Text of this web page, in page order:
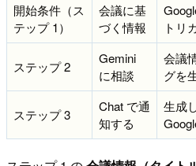
開始条件（ス
テップ 1）
会議に基
づく情報
トリ
ステップ 2
Gemini
に相談
会議
グを
ステップ 3
Chat で通
知する
生成